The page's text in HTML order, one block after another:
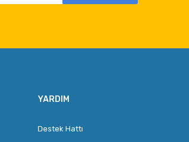
YARDIM
Destek Hattı